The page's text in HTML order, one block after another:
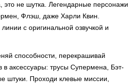
это не шутка. Легендарные персонажи
Флэш, даже Харли Квин.
с оригинальной озвучкой и
способности, перекрашивай
аксессуары: трусы Супермена, Бэт-
штуки. Проходи клевые миссии,